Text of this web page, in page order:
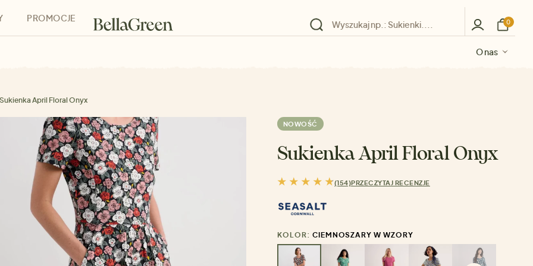
O nas
O nas
O nas
PROMOCJE
O nas
0
Sukienka April Floral Onyx
NOWOŚĆ
Sukienka April Floral Onyx
(154)PRZECZYTAJ RECENZJE
KOLOR: CIEMNOSZARY W WZORY